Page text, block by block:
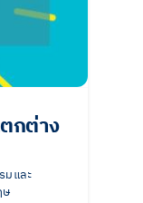
กต่าง
มและ